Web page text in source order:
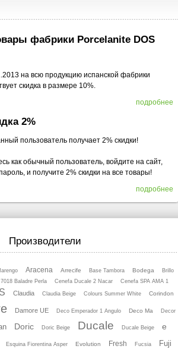
фабрики Porcelanite DOS
на всю продукцию испанской фабрики
скидка в размере 10%.
подробнее
2%
пользователь получает 2% скидки!
как обычный пользователь, войдите на сайт,
и получите 2% скидки на все товары!
подробнее
Производители
Aracena Arrecife Base Tambora Bodega
Brillo
Baladre Perla Cenefa Ducale 2 Nacar Cenefa SPA AMA 1
Claudia Claudia Beige Colours Summer White Corindon
Damore UE Deco Emperador 1 Angulo Deco Ma Decor
Doric Doric Beige Ducale Ducale Beige e
Esquina Fiorentina Asper Evolution Fresh Fucsia Fuji